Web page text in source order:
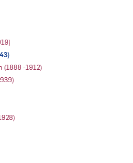
(1888 -1912)